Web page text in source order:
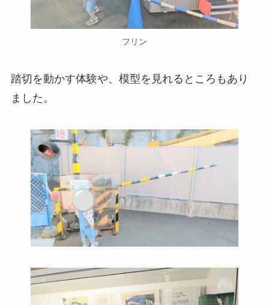
フリン
踏切を動かす体験や、模型を見れるところもあり
ました。